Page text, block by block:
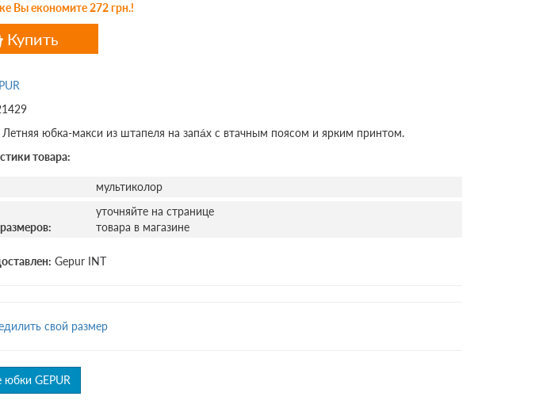
Вы економите 272 грн.!
Купить
Летняя юбка-макси из штапеля на запáх с втачным поясом и ярким принтом.
товара:
мультиколор
уточняйте на странице
товара в магазине
Gepur INT
свой размер
GEPUR